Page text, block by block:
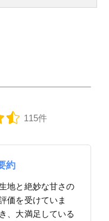
115件
約
地と絶妙な甘さの
価を受けていま
、大満足している